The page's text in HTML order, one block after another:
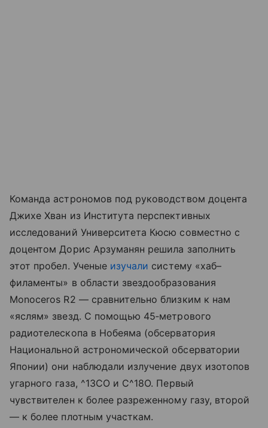
Команда астрономов под руководством доцента
Джихе Хван из Института перспективных
исследований Университета Кюсю совместно с
доцентом Дорис Арзуманян решила заполнить
этот пробел. Ученые изучали систему «хаб–
филаменты» в области звездообразования
Monoceros R2 — сравнительно близким к нам
«яслям» звезд. С помощью 45‑метрового
радиотелескопа в Нобеяма (обсерватория
Национальной астрономической обсерватории
Японии) они наблюдали излучение двух изотопов
угарного газа, ^13CO и C^18O. Первый
чувствителен к более разреженному газу, второй
— к более плотным участкам.